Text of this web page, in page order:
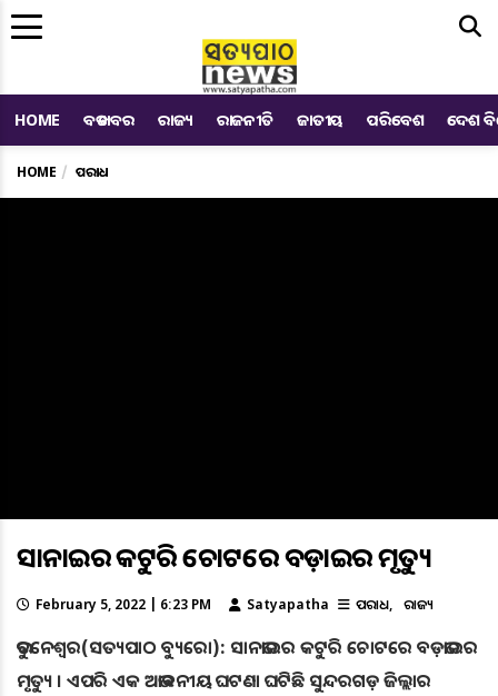
HOME ବଡ ଖବର ରାଜ୍ୟ ରାଜନୀତି ଜାତୀୟ ପରିବେଶ ଦେଶ
HOME ଅପରାଧ
ସାନଭାଇର କଟୁରି ଚୋଟରେ ବଡ଼ଭାଇର ମୃତ୍ୟୁ
February 5, 2022 | 6:23 PM Satyapatha ଅପରାଧ ରାଜ୍ୟ
ଭୁବନେଶ୍ୱର(ସତ୍ୟପାଠ ବ୍ୟୁରୋ): ସାନଭାଇର କଟୁରି ଚୋଟରେ ବଡ଼ଭାଇର
ମୃତ୍ୟୁ । ଏପରି ଏକ ଅଭାବନୀୟ ଘଟଣା ଘଟିଛି ସୁନ୍ଦରଗଡ଼ ଜିଲ୍ଲାର